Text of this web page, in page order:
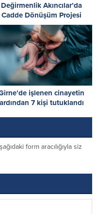
Değirmenlik Akıncılar’da
Cadde Dönüşüm Projesi
başlıyor
işlenen cinayetin
ardından 7 kişi tutuklandı
form aracılığıyla siz